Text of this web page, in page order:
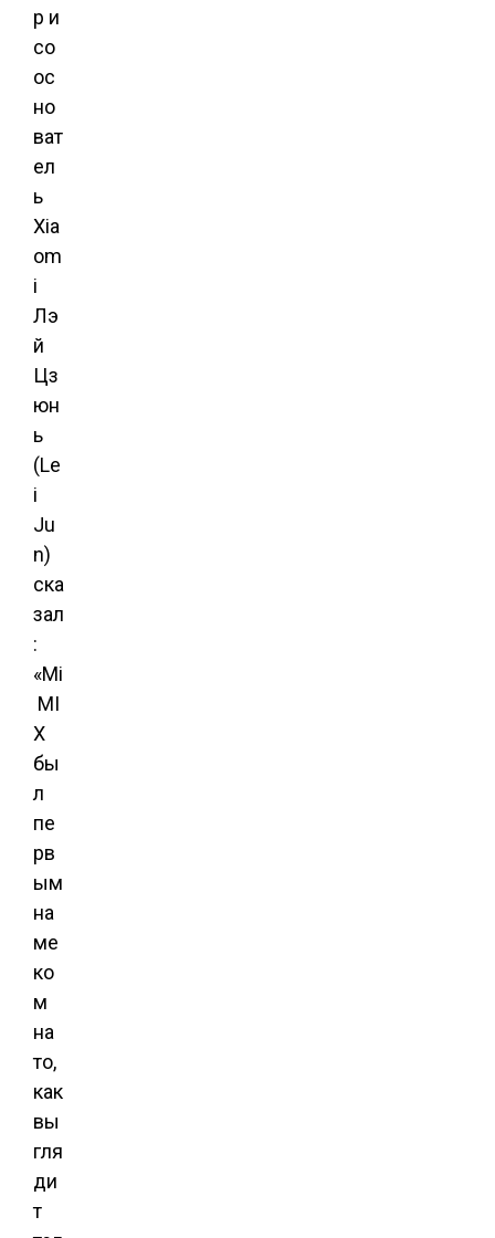
р и
со
ос
но
ват
ел
ь
Xia
om
i
Лэ
й
Цз
юн
ь
(Le
i
Ju
n)
ска
зал
:
«Mi
MI
X
бы
л
пе
рв
ым
на
ме
ко
м
на
то,
как
вы
гля
ди
т